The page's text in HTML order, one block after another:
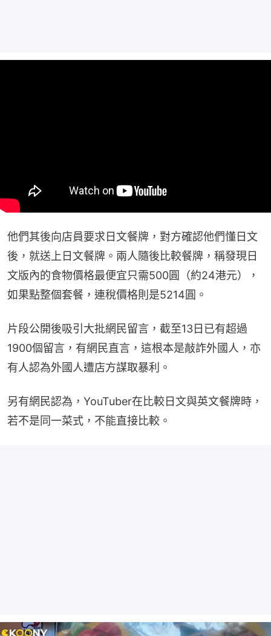
他們其後向店員要求日文餐牌，對方確認他們懂日文
後，就送上日文餐牌。兩人隨後比較餐牌，稱發現日
文版內的食物價格最便宜只需500圓（約24港元），
如果點整個套餐，連稅價格則是5214圓。
片段公開後吸引大批網民留言，截至13日已有超過
1900個留言，有網民直言，這根本是敲詐外國人，亦
有人認為外國人遭店方謀取暴利。
另有網民認為，YouTuber在比較日文與英文餐牌時，
若不是同一菜式，不能直接比較。